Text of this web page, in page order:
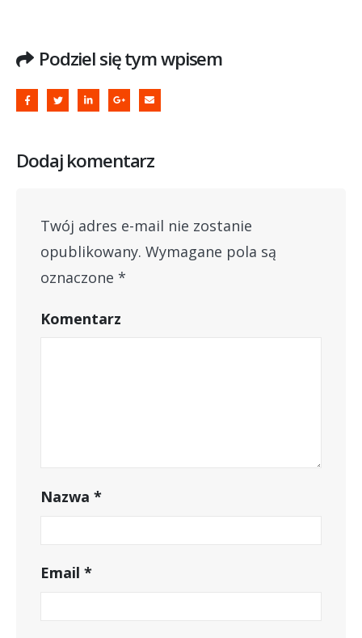
Podziel się tym wpisem
Dodaj komentarz
Twój adres e-mail nie zostanie
opublikowany. Wymagane pola są
oznaczone *
Komentarz
Nazwa *
Email *